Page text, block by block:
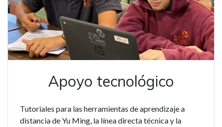
Apoyo tecnológico
Tutoriales para las herramientas de aprendizaje a
distancia de Yu Ming, la línea directa técnica y la